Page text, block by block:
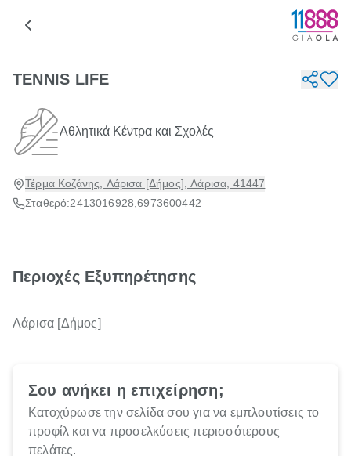
TENNIS LIFE
Αθλητικά Κέντρα και Σχολές
Τέρμα Κοζάνης, Λάρισα [Δήμος], Λάρισα, 41447
Σταθερό:2413016928 ,6973600442
Περιοχές Εξυπηρέτησης
Λάρισα [Δήμος]
Σου ανήκει η επιχείρηση;
Κατοχύρωσε την σελίδα σου για να εμπλουτίσεις το
προφίλ και να προσελκύσεις περισσότερους
πελάτες.